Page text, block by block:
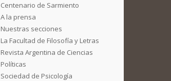
Centenario de Sarmiento
A la prensa
Nuestras secciones
La Facultad de Filosofía y Letras
Revista Argentina de Ciencias
Políticas
Sociedad de Psicología